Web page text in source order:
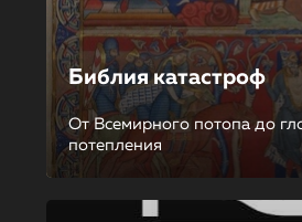
Библия катастроф
От Всемирного потопа до
потепления